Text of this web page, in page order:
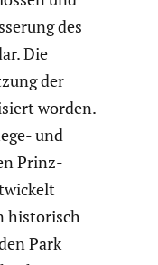
des
Die
der
worden.
und
Prinz-
histo­risch
Park